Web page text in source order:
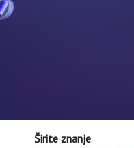
Širite znanje